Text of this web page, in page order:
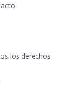
los derechos